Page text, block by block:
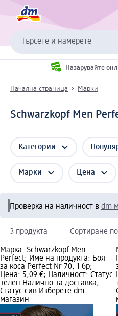
Търсете и намерете
Пазарувайте
Начална страница Марки
Schwarzkopf Men
Категории
Марки Цена
Проверка на наличност в dm
3 продукта Сортиране
Марка: Schwarzkopf Men
Perfect; Име на продукта: Боя
за коса Perfect Nr 70, 1 бр;
Цена: 5,09 €; Наличност: Статус
зелен Налично за доставка,
Статус сив Изберете dm
магазин